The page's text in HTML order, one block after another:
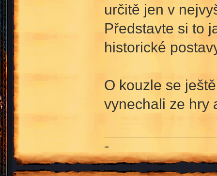
určitě jen v
Představte si to
historické
O kouzle se
vynechali ze hry
♒